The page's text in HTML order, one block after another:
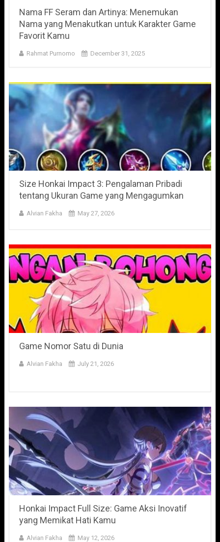
Nama FF Seram dan Artinya: Menemukan
Nama yang Menakutkan untuk Karakter Game
Favorit Kamu
Rahmat Purnomo December 31, 2025
Size Honkai Impact 3: Pengalaman Pribadi
tentang Ukuran Game yang Mengagumkan
Alvian Fakha May 27, 2026
Game Nomor Satu di Dunia
Alvian Fakha July 21, 2026
Honkai Impact Full Size: Game Aksi Inovatif
yang Memikat Hati Kamu
Alvian Fakha May 12, 2026